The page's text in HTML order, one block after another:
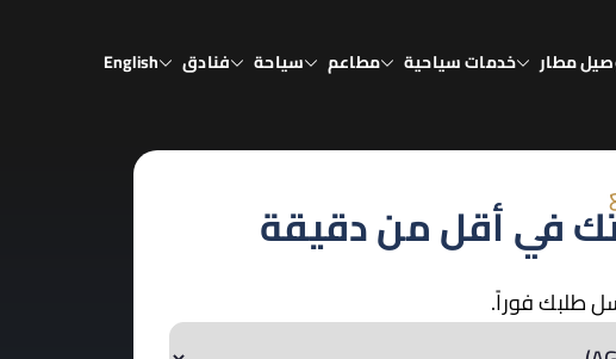
مطار خدمات سياحية مطاعم سياحة فنادق English
في أقل من دقيقة
طلبك فوراً.